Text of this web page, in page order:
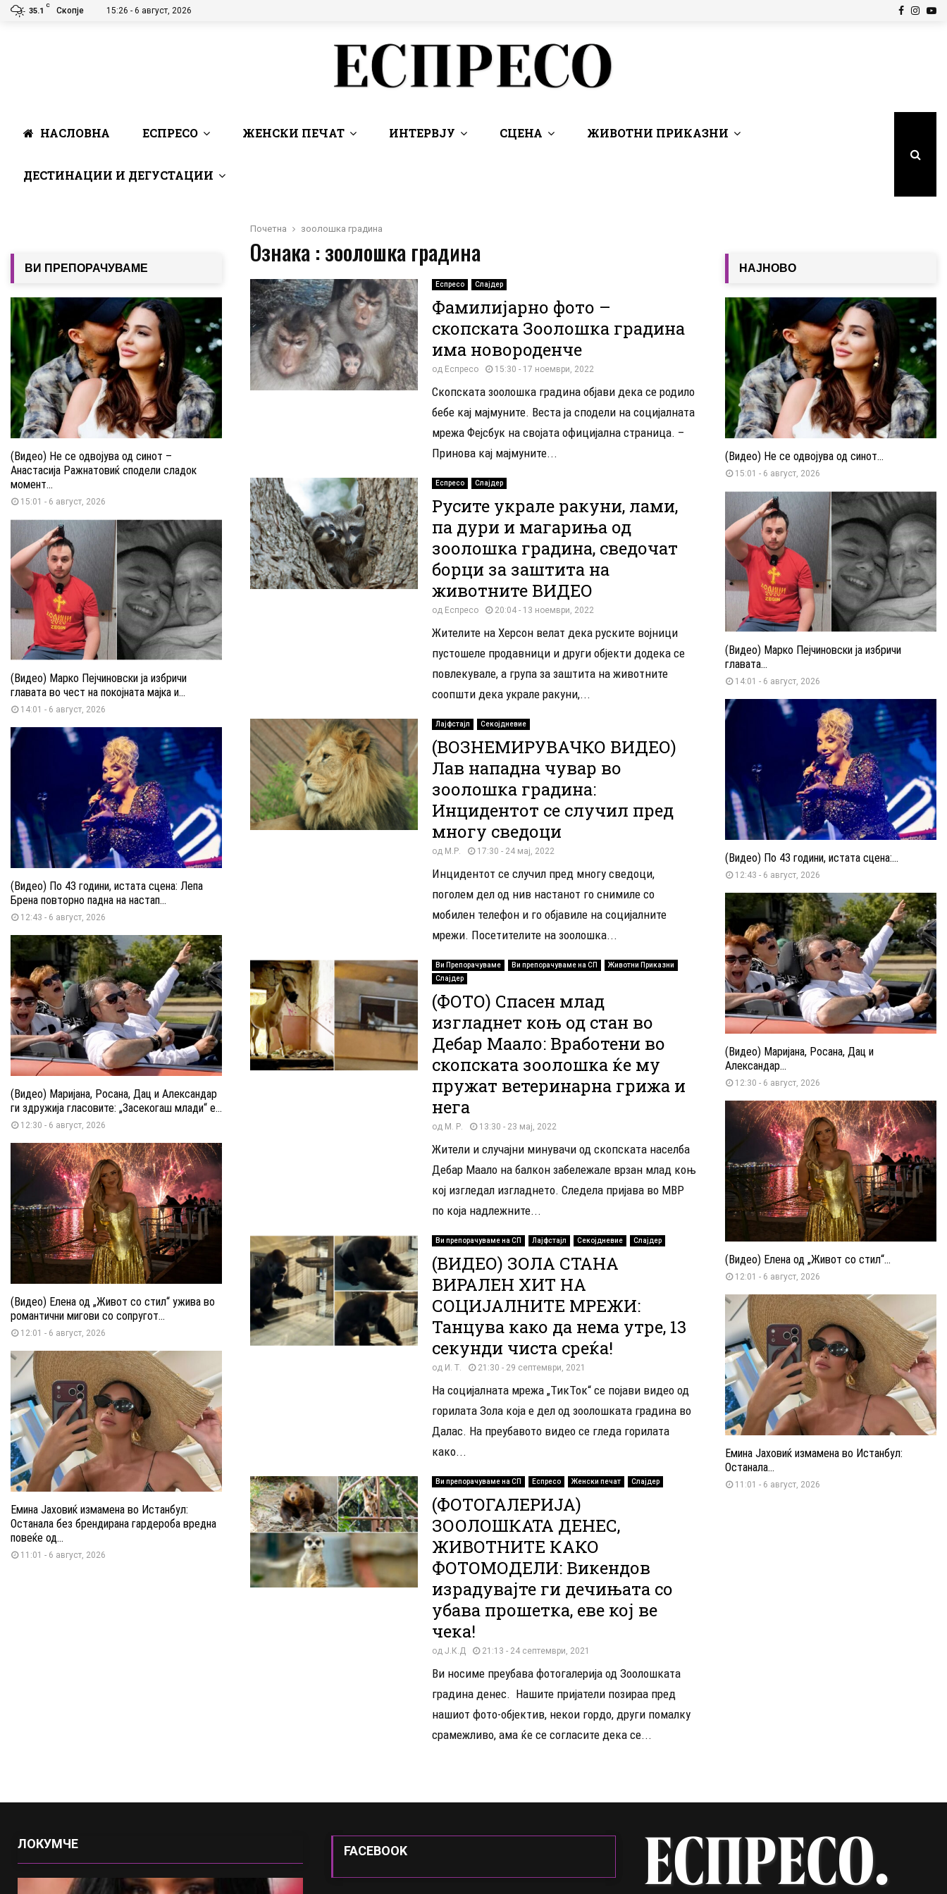
35.1
C
Скопје 15:26 - 6 август, 2026 Facebook
НАСЛОВНА ЕСПРЕСО ЖЕНСКИ ПЕЧАТ ИНТЕРВЈУ СЦЕНА ЖИВОТНИ ПРИКАЗНИ
ДЕСТИНАЦИИ И ДЕГУСТАЦИИ
Почетна зоолошка градина
Ознака : зоолошка градина
Еспресо Слајдер
Фамилијарно фото –
скопската Зоолошка градина
има новороденче
од Еспресо 15:30 - 17 ноември, 2022
Скопската зоолошка градина објави дека се родило
бебе кај мајмуните. Веста ја сподели на социјалната
мрежа Фејсбук на својата официјална страница. –
Принова кај мајмуните...
Еспресо Слајдер
Русите украле ракуни, лами,
па дури и магариња од
зоолошка градина, сведочат
борци за заштита на
животните ВИДЕО
од Еспресо 20:04 - 13 ноември, 2022
Жителите на Херсон велат дека руските војници
пустошеле продавници и други објекти додека се
повлекувале, а група за заштита на животните
соопшти дека украле ракуни,...
Лајфстајл Секојдневие
(ВОЗНЕМИРУВАЧКО ВИДЕО)
Лав нападна чувар во
зоолошка градина:
Инцидентот се случил пред
многу сведоци
од М.Р. 17:30 - 24 мај, 2022
Инцидентот се случил пред многу сведоци,
поголем дел од нив настанот го снимиле со
мобилен телефон и го објавиле на социјалните
мрежи. Посетителите на зоолошка...
Ви Препорачуваме Ви препорачуваме на СП
Животни Приказни
Слајдер
(ФОТО) Спасен млад
изгладнет коњ од стан во
Дебар Маало: Вработени во
скопската зоолошка ќе му
пружат ветеринарна грижа и
нега
од М. Р. 13:30 - 23 мај, 2022
Жители и случајни минувачи од скопската населба
Дебар Маало на балкон забележале врзан млад коњ
кој изгледал изгладнето. Следела пријава во МВР
по која надлежните...
Ви препорачуваме на СП Лајфстајл Секојдневие Слајдер
(ВИДЕО) ЗОЛА СТАНА
ВИРАЛЕН ХИТ НА
СОЦИЈАЛНИТЕ МРЕЖИ:
Танцува како да нема утре, 13
секунди чиста среќа!
од И. Т. 21:30 - 29 септември, 2021
На социјалната мрежа „ТикТок“ се појави видео од
горилата Зола која е дел од зоолошката градина во
Далас. На преубавото видео се гледа горилата
како...
Ви препорачуваме на СП Еспресо Женски печат Слајдер
(ФОТОГАЛЕРИЈА)
ЗООЛОШКАТА ДЕНЕС,
ЖИВОТНИТЕ КАКО
ФОТОМОДЕЛИ: Викендов
израдувајте ги дечињата со
убава прошетка, еве кој ве
чека!
од Ј.К.Д 21:13 - 24 септември, 2021
Ви носиме преубава фотогалерија од Зоолошката
градина денес. Нашите пријатели позираа пред
нашиот фото-објектив, некои гордо, други помалку
срамежливо, ама ќе се согласите дека се...
ВИ ПРЕПОРАЧУВАМЕ
(Видео) Не се одвојува од синот –
Анастасија Ражнатовиќ сподели сладок
момент...
15:01 - 6 август, 2026
(Видео) Марко Пејчиновски ја избричи
главата во чест на покојната мајка и...
14:01 - 6 август, 2026
(Видео) По 43 години, истата сцена: Лепа
Брена повторно падна на настап...
12:43 - 6 август, 2026
(Видео) Маријана, Росана, Дац и Александар
ги здружија гласовите: „Засекогаш млади“ е...
12:30 - 6 август, 2026
(Видео) Елена од „Живот со стил“ ужива во
романтични мигови со сопругот...
12:01 - 6 август, 2026
Емина Јаховиќ измамена во Истанбул:
Останала без брендирана гардероба вредна
повеќе од...
11:01 - 6 август, 2026
НАЈНОВО
(Видео) Не се одвојува од синот...
15:01 - 6 август, 2026
(Видео) Марко Пејчиновски ја избричи
главата...
14:01 - 6 август, 2026
(Видео) По 43 години, истата сцена:...
12:43 - 6 август, 2026
(Видео) Маријана, Росана, Дац и
Александар...
12:30 - 6 август, 2026
(Видео) Елена од „Живот со стил“...
12:01 - 6 август, 2026
Емина Јаховиќ измамена во Истанбул:
Останала...
11:01 - 6 август, 2026
ЛОКУМЧЕ FACEBOOK